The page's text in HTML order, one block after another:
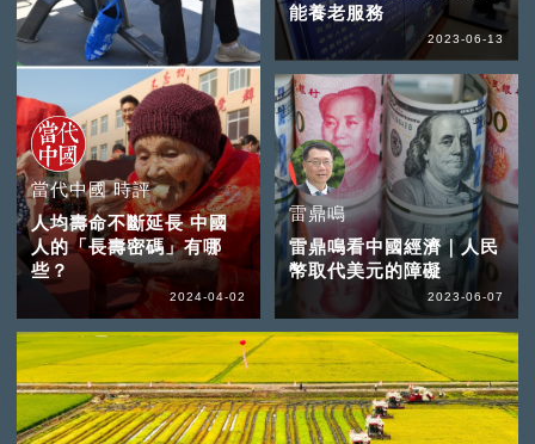
當代中國 時評
人均壽命不斷延長 中國
人的「長壽密碼」有哪
些？
2024-04-02
能養老服務
2023-06-13
雷鼎鳴
雷鼎鳴看中國經濟｜人民
幣取代美元的障礙
2023-06-07